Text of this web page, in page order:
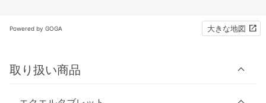
Powered by GOGA 大きな地図
取り扱い商品